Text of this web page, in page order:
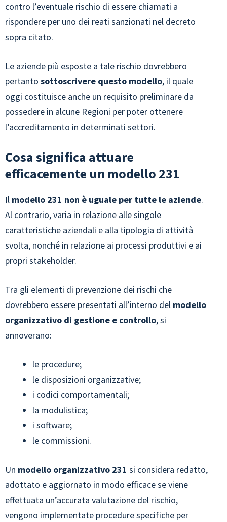
contro l’eventuale rischio di essere chiamati a
rispondere per uno dei reati sanzionati nel decreto
sopra citato.
Le aziende più esposte a tale rischio dovrebbero
pertanto sottoscrivere questo modello, il quale
oggi costituisce anche un requisito preliminare da
possedere in alcune Regioni per poter ottenere
l’accreditamento in determinati settori.
Cosa significa attuare
efficacemente un modello 231
Il modello 231 non è uguale per tutte le aziende.
Al contrario, varia in relazione alle singole
caratteristiche aziendali e alla tipologia di attività
svolta, nonché in relazione ai processi produttivi e ai
propri stakeholder.
Tra gli elementi di prevenzione dei rischi che
dovrebbero essere presentati all’interno del modello
organizzativo di gestione e controllo, si
annoverano:
le procedure;
le disposizioni organizzative;
i codici comportamentali;
la modulistica;
i software;
le commissioni.
Un modello organizzativo 231 si considera redatto,
adottato e aggiornato in modo efficace se viene
effettuata un’accurata valutazione del rischio,
vengono implementate procedure specifiche per